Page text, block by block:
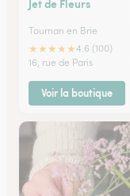
Jet de Fleurs
Tournan en Brie
★★★★★4.6 (100)
16, rue de Paris
Voir la boutique